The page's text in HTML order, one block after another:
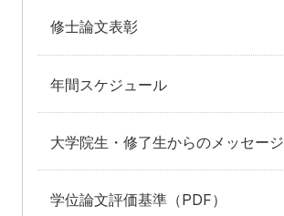
修士論文表彰
年間スケジュール
大学院生・修了生からのメッセージ
学位論文評価基準（PDF）